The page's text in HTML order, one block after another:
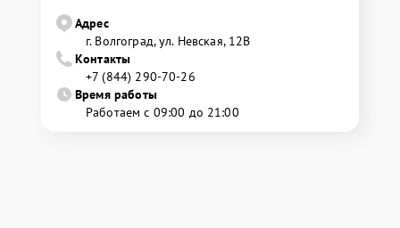
Адрес
г. Волгоград, ул. Невская, 12В
Контакты
+7 (844) 290-70-26
Время работы
Работаем с 09:00 до 21:00